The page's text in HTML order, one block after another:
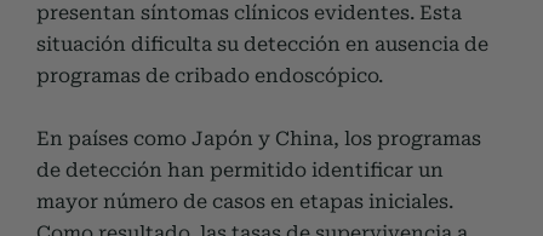
presentan síntomas clínicos evidentes. Esta
situación dificulta su detección en ausencia de
programas de cribado endoscópico.
En países como Japón y China, los programas
de detección han permitido identificar un
mayor número de casos en etapas iniciales.